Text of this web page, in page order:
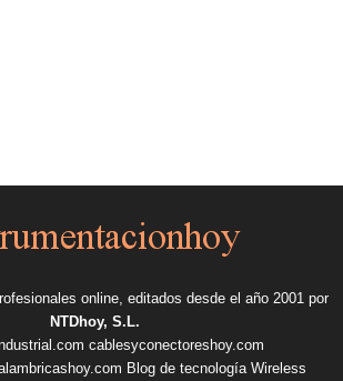
online, editados desde el año 2001 por
NTDhoy, S.L.
cablesyconectoreshoy.com
Blog de tecnología Wireless